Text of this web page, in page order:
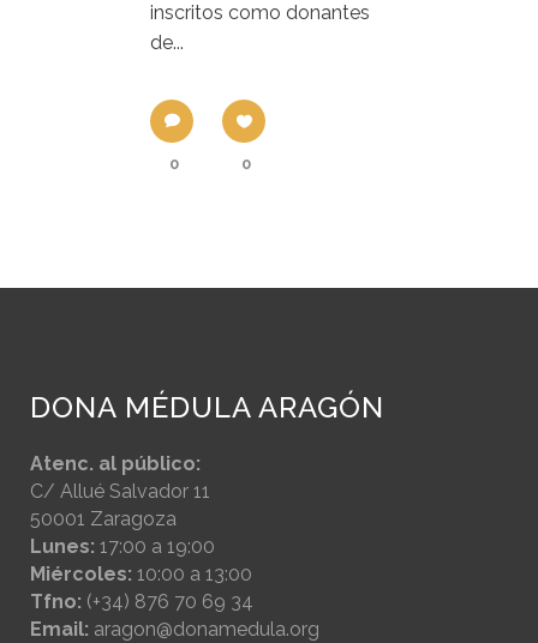
inscritos como donantes
de...
0 0
DONA MÉDULA ARAGÓN
Atenc. al público:
C/ Allué Salvador 11
50001 Zaragoza
Lunes: 17:00 a 19:00
Miércoles: 10:00 a 13:00
Tfno: (+34) 876 70 69 34
Email: aragon@donamedula.org